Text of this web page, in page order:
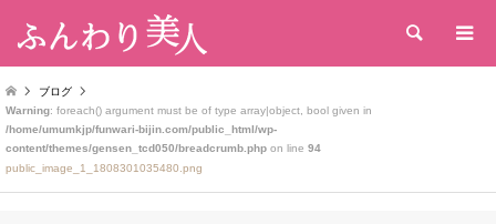
検索
ブログ
Warning: foreach() argument must be of type array|object, bool given in
/home/umumkjp/funwari-bijin.com/public_html/wp-
content/themes/gensen_tcd050/breadcrumb.php on line 94
public_image_1_1808301035480.png